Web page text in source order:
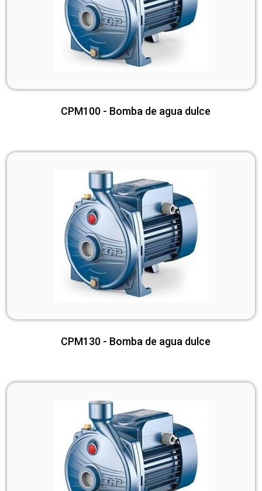
CPM100 - Bomba de agua dulce
CPM130 - Bomba de agua dulce